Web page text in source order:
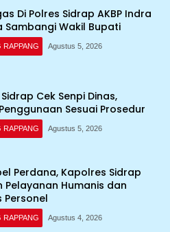
Di Polres Sidrap AKBP Indra
Sambangi Wakil Bupati
RAPPANG Agustus 5, 2026
Cek Senpi Dinas,
Sesuai Prosedur
RAPPANG Agustus 5, 2026
Perdana, Kapolres Sidrap
Pelayanan Humanis dan
Personel
RAPPANG Agustus 4, 2026